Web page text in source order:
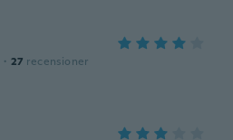
· 27 recensioner